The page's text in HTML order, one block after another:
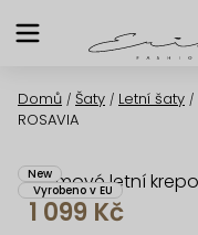
na
Domů / Šaty / Letní šaty /
ROSAVIA
Krémové letní
New
Vyrobeno v EU
1 099 Kč